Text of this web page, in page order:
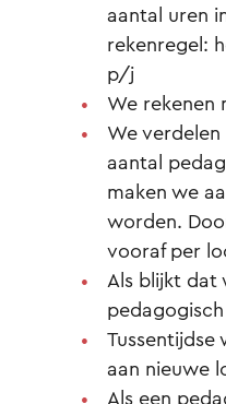
aantal uren
rekenregel:
p/j
We rekenen
We
aantal
maken we
worden.
vooraf per
Als blijkt dat
aan nieuwe
Als een